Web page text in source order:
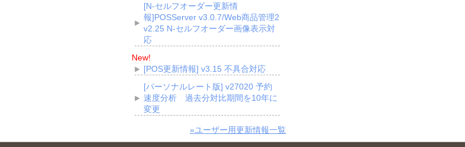
[N-セルフオーダー更新情
報]POSServer v3.0.7/Web商品管理2
v2.25 N-セルフオーダー画像表示対
応
New!
[POS更新情報] v3.15 不具合対応
[パーソナルレート版] v27020 予約
速度分析 過去分対比期間を10年に
変更
»ユーザー用更新情報一覧